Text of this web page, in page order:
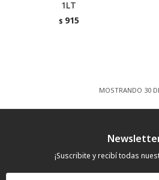
1LT
$ 915
MOSTRANDO 30
¡Suscribite y recibí todas